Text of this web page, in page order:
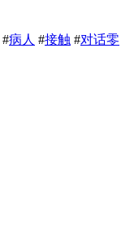
#病人 #接触 #对话零